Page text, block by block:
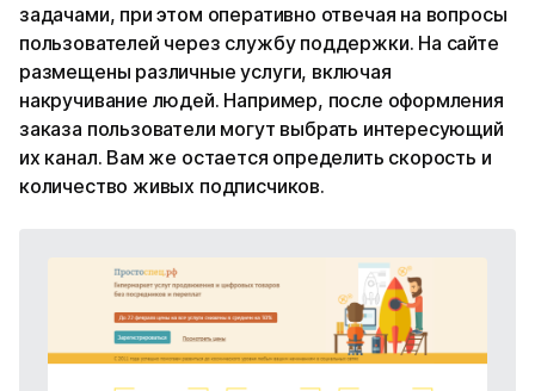
задачами, при этом оперативно отвечая на вопросы
пользователей через службу поддержки. На сайте
размещены различные услуги, включая
накручивание людей. Например, после оформления
заказа пользователи могут выбрать интересующий
их канал. Вам же остается определить скорость и
количество живых подписчиков.